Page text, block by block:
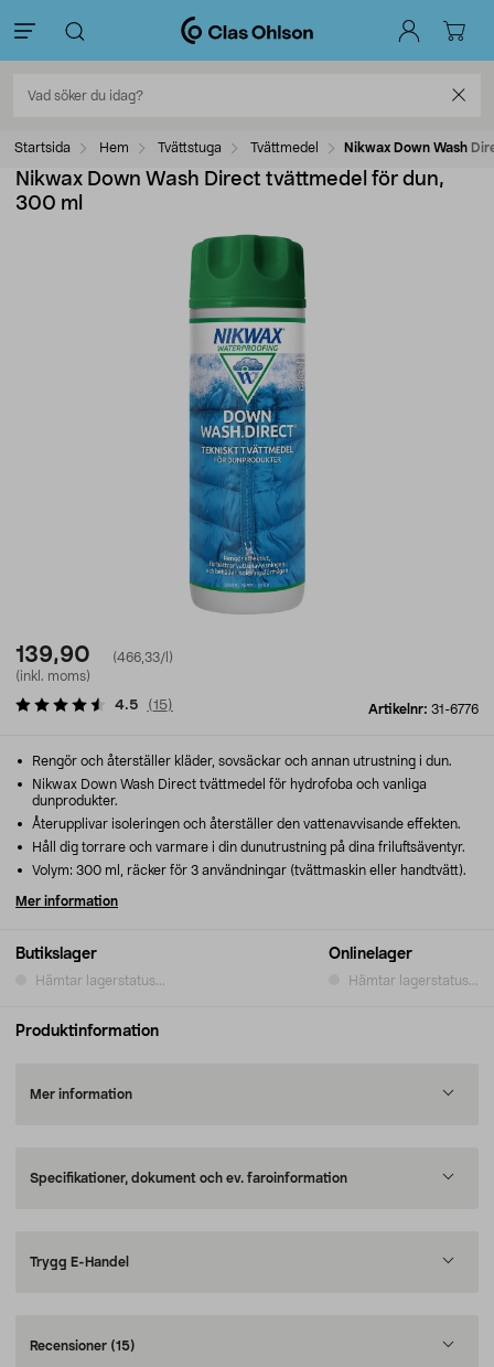
Startsida Hem Tvättstuga Tvättmedel Nikwax Down Wash
Nikwax Down Wash Direct tvättmedel för dun,
300 ml
139,90
(466,33/l)
(inkl. moms)
Artikelnr: 31-6776
4.5 (15)
Butikslager
Hämtar lagerstatus...
Onlinelager
Hämtar lagerstatus...
Rengör och återställer kläder, sovsäckar och annan utrustning i dun.
Nikwax Down Wash Direct tvättmedel för hydrofoba och vanliga
dunprodukter.
Återupplivar isoleringen och återställer den vattenavvisande effekten.
Håll dig torrare och varmare i din dunutrustning på dina friluftsäventyr.
Volym: 300 ml, räcker för 3 användningar (tvättmaskin eller handtvätt).
Mer information
Produktinformation
Mer information
Specifikationer, dokument och ev. faroinformation
Trygg E-Handel
Recensioner (15)